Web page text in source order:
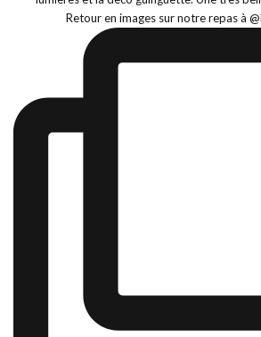
Retour en images sur notre repas à